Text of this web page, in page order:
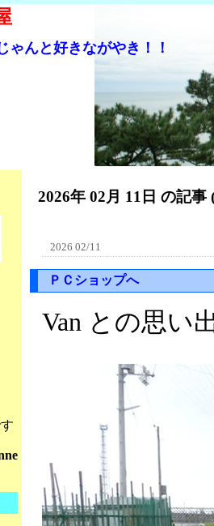
ゃんと好きながやき！！
2026年 02月 11日 の記事
2026 02/11
ＰＣショップへ
Van との思い